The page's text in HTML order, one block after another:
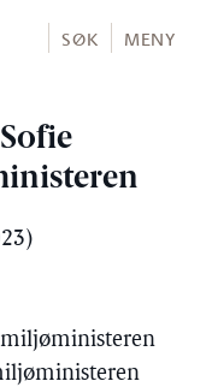
SØK MENY
miljøministeren